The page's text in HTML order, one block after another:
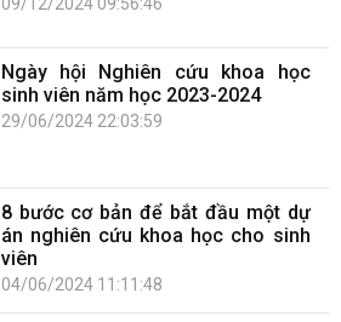
Ngày hội Nghiên cứu khoa học
sinh viên năm học 2023-2024
29/06/2024 22:03:59
8 bước cơ bản để bắt đầu một dự
án nghiên cứu khoa học cho sinh
viên
04/06/2024 11:11:48